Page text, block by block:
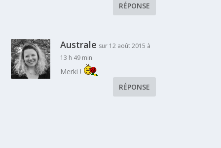
RÉPONSE
Australe sur 12 août 2015 à
13 h 49 min
Merki !
RÉPONSE